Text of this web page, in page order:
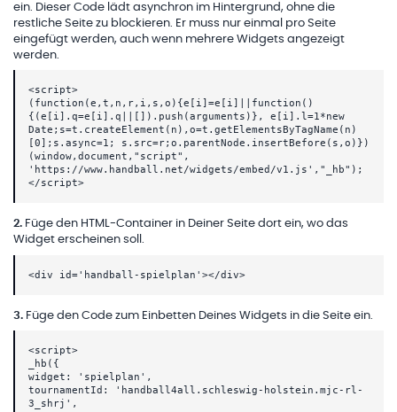
ein. Dieser Code lädt asynchron im Hintergrund, ohne die
restliche Seite zu blockieren. Er muss nur einmal pro Seite
eingefügt werden, auch wenn mehrere Widgets angezeigt
werden.
<script>
(function(e,t,n,r,i,s,o){e[i]=e[i]||function()
{(e[i].q=e[i].q||[]).push(arguments)}, e[i].l=1*new
Date;s=t.createElement(n),o=t.getElementsByTagName(n)
[0];s.async=1; s.src=r;o.parentNode.insertBefore(s,o)})
(window,document,"script",
'https://www.handball.net/widgets/embed/v1.js',"_hb");
</script>
2. Füge den HTML-Container in Deiner Seite dort ein, wo das
Widget erscheinen soll.
<div id='handball-spielplan'></div>
3. Füge den Code zum Einbetten Deines Widgets in die Seite ein.
<script>
_hb({
widget: 'spielplan',
tournamentId: 'handball4all.schleswig-holstein.mjc-rl-
3_shrj',